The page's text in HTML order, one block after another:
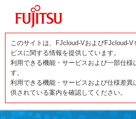
このサイトは、FJcloud-VおよびFJcloud-
ビスに関する情報を提供しています。
利用できる機能・サービスおよび一部仕様
す。
利用できる機能・サービスおよび仕様差異
供されている案内を確認してください。